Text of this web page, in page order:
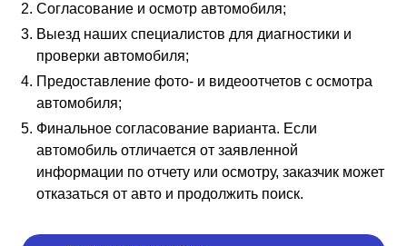
Согласование и осмотр автомобиля;
Выезд наших специалистов для диагностики и
проверки автомобиля;
Предоставление фото- и видеоотчетов с осмотра
автомобиля;
Финальное согласование варианта. Если
автомобиль отличается от заявленной
информации по отчету или осмотру, заказчик может
отказаться от авто и продолжить поиск.